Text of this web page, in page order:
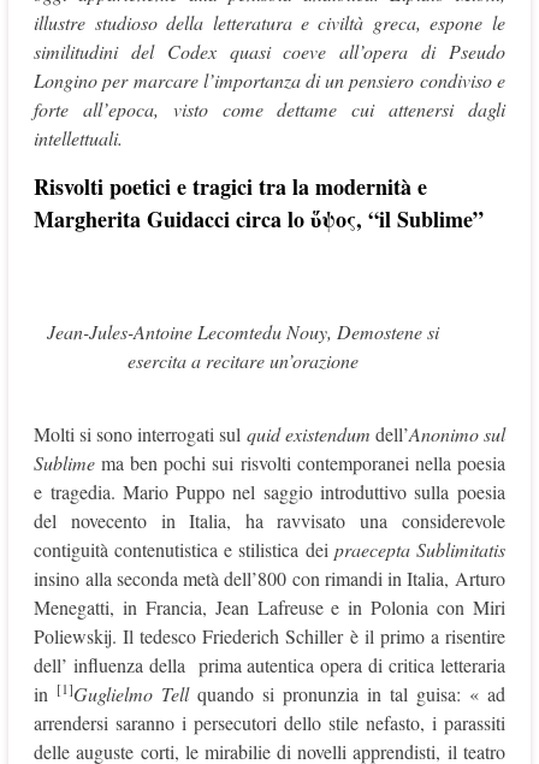
illustre studioso della letteratura e civiltà greca, espone le
similitudini del Codex quasi coeve all’opera di Pseudo
Longino per marcare l’importanza di un pensiero condiviso e
forte all’epoca, visto come dettame cui attenersi dagli
intellettuali.
Risvolti poetici e tragici tra la modernità e
Margherita Guidacci circa lo ὕψος, “il Sublime”
Jean-Jules-Antoine Lecomtedu Nouy, Demostene si
esercita a recitare un’orazione
Molti si sono interrogati sul quid existendum dell’Anonimo sul
Sublime ma ben pochi sui risvolti contemporanei nella poesia
e tragedia. Mario Puppo nel saggio introduttivo sulla poesia
del novecento in Italia, ha ravvisato una considerevole
contiguità contenutistica e stilistica dei praecepta Sublimitatis
insino alla seconda metà dell’800 con rimandi in Italia, Arturo
Menegatti, in Francia, Jean Lafreuse e in Polonia con Miri
Poliewskij. Il tedesco Friederich Schiller è il primo a risentire
dell’ influenza della prima autentica opera di critica letteraria
in [1]Guglielmo Tellquando si pronunzia in tal guisa: « ad
arrendersi saranno i persecutori dello stile nefasto, i parassiti
delle auguste corti, le mirabilie di novelli apprendisti, il teatro